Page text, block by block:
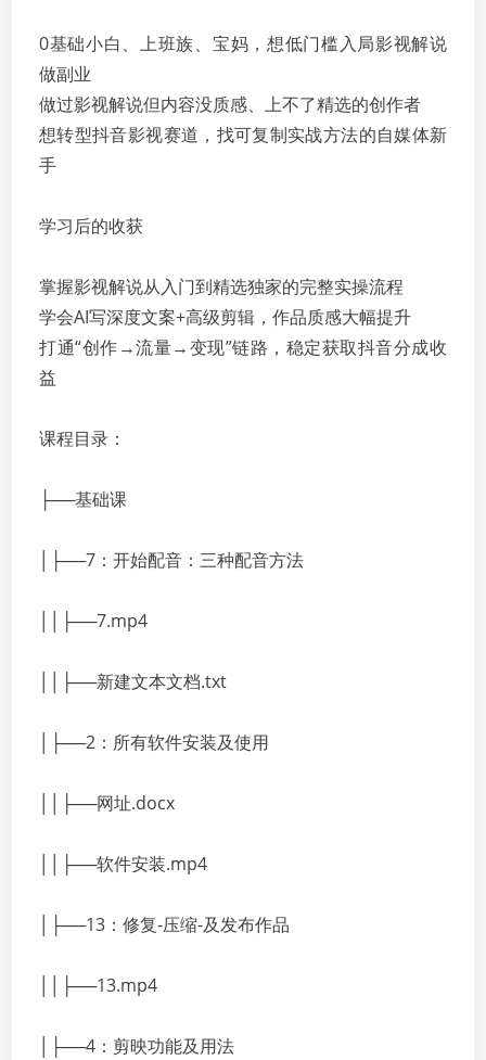
0基础小白、上班族、宝妈，想低门槛入局影视解说
做副业
做过影视解说但内容没质感、上不了精选的创作者
想转型抖音影视赛道，找可复制实战方法的自媒体新
手
学习后的收获
掌握影视解说从入门到精选独家的完整实操流程
学会AI写深度文案+高级剪辑，作品质感大幅提升
打通“创作→流量→变现”链路，稳定获取抖音分成收
益
课程目录：
├──基础课
│├──7：开始配音：三种配音方法
││├──7.mp4
││├──新建文本文档.txt
│├──2：所有软件安装及使用
││├──网址.docx
││├──软件安装.mp4
│├──13：修复-压缩-及发布作品
││├──13.mp4
│├──4：剪映功能及用法